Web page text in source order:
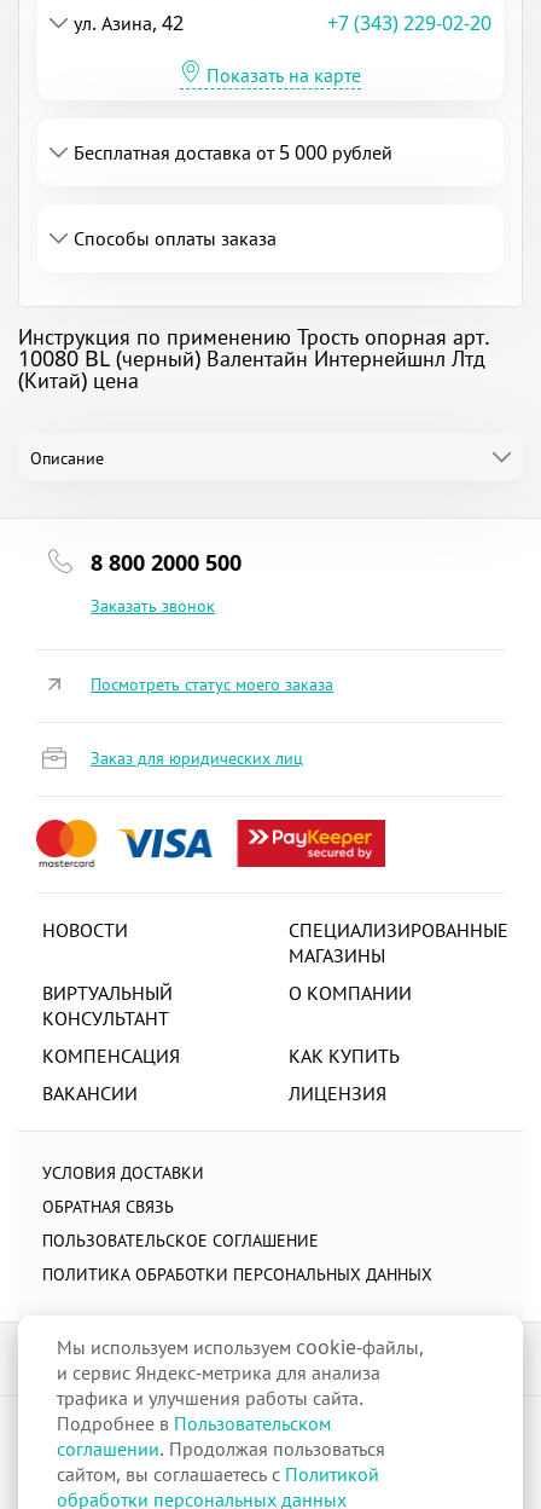
ул. Азина, 42
+7 (343) 229-02-20
Показать на карте
Бесплатная доставка от 5 000 рублей
Способы оплаты заказа
Инструкция по применению Трость опорная арт.
10080 BL (черный) Валентайн Интернейшнл Лтд
(Китай) цена
Описание
8 800 2000 500
Заказать звонок
НОВОСТИ
СПЕЦИАЛИЗИРОВАННЫЕ
МАГАЗИНЫ
ВИРТУАЛЬНЫЙ
КОНСУЛЬТАНТ
О КОМПАНИИ
КОМПЕНСАЦИЯ
КАК КУПИТЬ
ВАКАНСИИ
ЛИЦЕНЗИЯ
УСЛОВИЯ ДОСТАВКИ
ОБРАТНАЯ СВЯЗЬ
ПОЛЬЗОВАТЕЛЬСКОЕ СОГЛАШЕНИЕ
ПОЛИТИКА ОБРАБОТКИ ПЕРСОНАЛЬНЫХ ДАННЫХ
Посмотреть статус моего заказа
Заказ для юридических лиц
raduga-ural.ru ©
Группа компаний Радуга
ЛицензияЛ042-00110-77/00263680 от 07 декабря 2017 г.
Разрешение№Р013-00110-66/03100314на дистанционную торговлю
лекарственными препаратами от 02 сентября 2025 г.
Мы используем используем cookie-файлы,
и сервис Яндекс-метрика для анализа
трафика и улучшения работы сайта.
Подробнее в Пользовательском
соглашении. Продолжая пользоваться
сайтом, вы соглашаетесь с Политикой
обработки персональных данных